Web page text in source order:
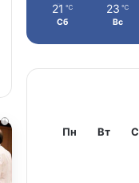
i
21 ℃
Сб
23 ℃
Вс
Пн Вт